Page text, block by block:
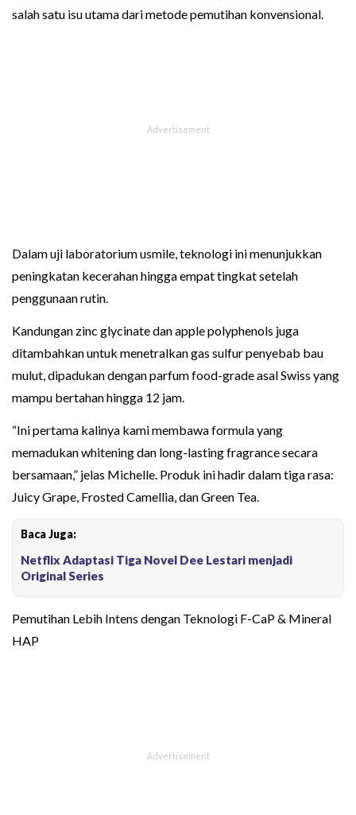
salah satu isu utama dari metode pemutihan konvensional.
Dalam uji laboratorium usmile, teknologi ini menunjukkan
peningkatan kecerahan hingga empat tingkat setelah
penggunaan rutin.
Kandungan zinc glycinate dan apple polyphenols juga
ditambahkan untuk menetralkan gas sulfur penyebab bau
mulut, dipadukan dengan parfum food-grade asal Swiss yang
mampu bertahan hingga 12 jam.
“Ini pertama kalinya kami membawa formula yang
memadukan whitening dan long-lasting fragrance secara
bersamaan,” jelas Michelle. Produk ini hadir dalam tiga rasa:
Juicy Grape, Frosted Camellia, dan Green Tea.
Baca Juga:
Netflix Adaptasi Tiga Novel Dee Lestari menjadi
Original Series
Pemutihan Lebih Intens dengan Teknologi F-CaP & Mineral
HAP